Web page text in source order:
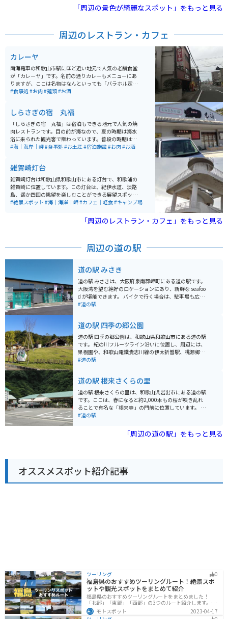
ます。 マリンパーク磯ノ浦では、サーフィンスクールや
波情報の提供も行っており、サーフィン初心者から経験
にも人気のスポットです。磯ノ浦は、サーフィンや海水
アクティビティを楽しむことができるので、自然豊かな
環境の中で海のレジャーを満喫することができます。 ア
クセスは、南海和歌山市駅から南海加太線で約20分の
「磯ノ浦」駅下車すぐ、または阪和自動車道和歌山ICか
ら車でアクセス可能です。駐車場も1500台収容可能で、
1日800円で利用できます。
「周辺の景色が綺麗なスポット」をもっと見る
周辺のレストラン・カフェ
カレーヤ
南海電車の和歌山市駅にほど近い地元で人気の老舗食堂
が「カレーヤ」です。名前の通りカレーもメニューにあ
りますが、ここは名物はなんといっても「バラホル定
食」です。超濃いめのニンニク醤油ダレでしっかりと炒
イスも美味しいです。
#食事処 #お肉#麺類#お酒
しらさぎの宿 丸福
「しらさぎの宿 丸福」は宿泊もできる地元で人気の焼
肉レストランです。目の前が海なので、夏の時期は海水
浴に来られた観光客で賑わっています。普段の時期は、
美味しい焼肉とともにハンバーグなどのランチメニュー
店です。
#海｜海岸｜岬#食事処 #お土産#宿泊施設#お肉#お酒
雑賀崎灯台
雑賀崎灯台は和歌山県和歌山市にある灯台で、和歌浦の
雑賀崎に位置しています。この灯台は、紀伊水道、淡路
島、遥か四国の眺望を楽しむことができる展望スポット
としても知られています。昭和35年（1960年）3月31日
台で、夕日が絶景です。無人の灯台で広場や、花が植え
してしっかり役目を果たしています。紀伊水道を一望
す。土日には灯台の隣にあるカフェ「Oceanたかのすセ
ンター」が開いています。キャンプ場もあり、遠くの波
の音を聞きながらゆったりする時間はとても贅沢に思わ
れます。 アクセスは、JR和歌山駅からバスで40分（雑賀
崎遊園下車後、徒歩約15分）または南海和歌山市駅から
バスで40分の位置にあります。また、和歌山ICから車で
約25分の距離にあり、駐車場も完備されています。
#絶景スポット #海｜海岸｜岬#カフェ｜軽食#キャンプ場
「周辺のレストラン・カフェ」をもっと見る
周辺の道の駅
道の駅 みさき
道の駅 みさきは、大阪府泉南郡岬町にある道の駅です。
大阪湾を望む絶好のロケーションにあり、新鮮な seafoo
d が堪能できます。 バイクで行く場合は、駐車場も広く
停めやすいので安心です。潮風を感じながら、海岸線を
あります。お土産には、岬町の特産品である「淡輪みか
ん」を使ったジュースやジャムが人気です。 また、道の
駅 みさきは、関西国際空港からも近いので、旅行の出発
前や帰国後に立ち寄るのも良いでしょう。
#道の駅
道の駅 四季の郷公園
道の駅 四季の郷公園は、和歌山県和歌山市にある道の駅
です。 紀の川フルーツライン沿いに位置し、周辺には、
果樹園や、和歌山電鐵貴志川線の伊太祈曽駅、桃源郷公
園などがあり、春には桃の花や梅の花が咲き乱れる景色
地元産の果物を使ったスイーツなどが楽しめるレストラ
ンがあります。 バイクツーリングで訪れる場合、道の駅
の駐車場は広く、休憩場所としても最適です。 また、道
の駅には、観光案内所も併設されているので、周辺の観
光スポット情報も得ることができ、ツーリングの拠点と
#道の駅
道の駅 根来さくらの里
道の駅 根来さくらの里は、和歌山県岩出市にある道の駅
です。ここは、春になると約2,000本もの桜が咲き乱れ
ることで有名な「根来寺」の門前に位置しています。 道
の駅には、地元の新鮮な農産物を販売する直売所や、和
があります。また、根来塗や紀州漆器といった伝統工芸
品を扱うお店もあり、お土産探しにも最適です。 バイク
歴史的な観光スポットも点在しています。 【おすすめ情
報】 * 春の桜の時期には、多くの人で賑わいます。 * 根
来寺は、新義真言宗の総本山であり、見どころ満載で
#道の駅
「周辺の道の駅」をもっと見る
オススメスポット紹介記事
ツーリング 0
福島県のおすすめツーリングルート！絶景スポ
ットや観光スポットをまとめて紹介
福島県のおすすめツーリングルートをまとめました！
「北部」「東部」「西部」の3つのルート紹介します。内
陸部には山々が連なり、海岸線は太平洋に面してるので
観光スポットが多数あります。バイクで福島県にツーリ
モトスポット
2023-04-17